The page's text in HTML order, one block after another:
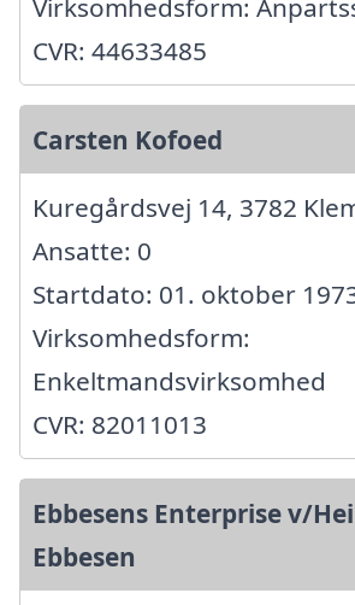
Virksomhedsform:
CVR: 44633485
Carsten Kofoed
Kuregårdsvej 14, 3782
Ansatte: 0
Startdato: 01. oktober
Virksomhedsform:
Enkeltmandsvirksomhed
CVR: 82011013
Ebbesens Enterprise v/
Ebbesen